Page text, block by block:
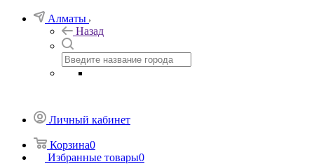
Алматы
Назад
Личный кабинет
Корзина0
Избранные товары0